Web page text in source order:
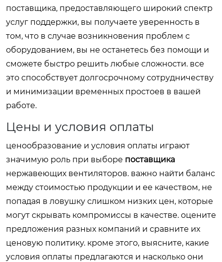
поставщика, предоставляющего широкий спектр
услуг поддержки, вы получаете уверенность в
том, что в случае возникновения проблем с
оборудованием, вы не останетесь без помощи и
сможете быстро решить любые сложности. все
это способствует долгосрочному сотрудничеству
и минимизации временных простоев в вашей
работе.
Цены и условия оплаты
ценообразование и условия оплаты играют
значимую роль при выборе поставщика
нержавеющих вентиляторов. важно найти баланс
между стоимостью продукции и ее качеством, не
попадая в ловушку слишком низких цен, которые
могут скрывать компромиссы в качестве. оцените
предложения разных компаний и сравните их
ценовую политику. кроме этого, выясните, какие
условия оплаты предлагаются и насколько они